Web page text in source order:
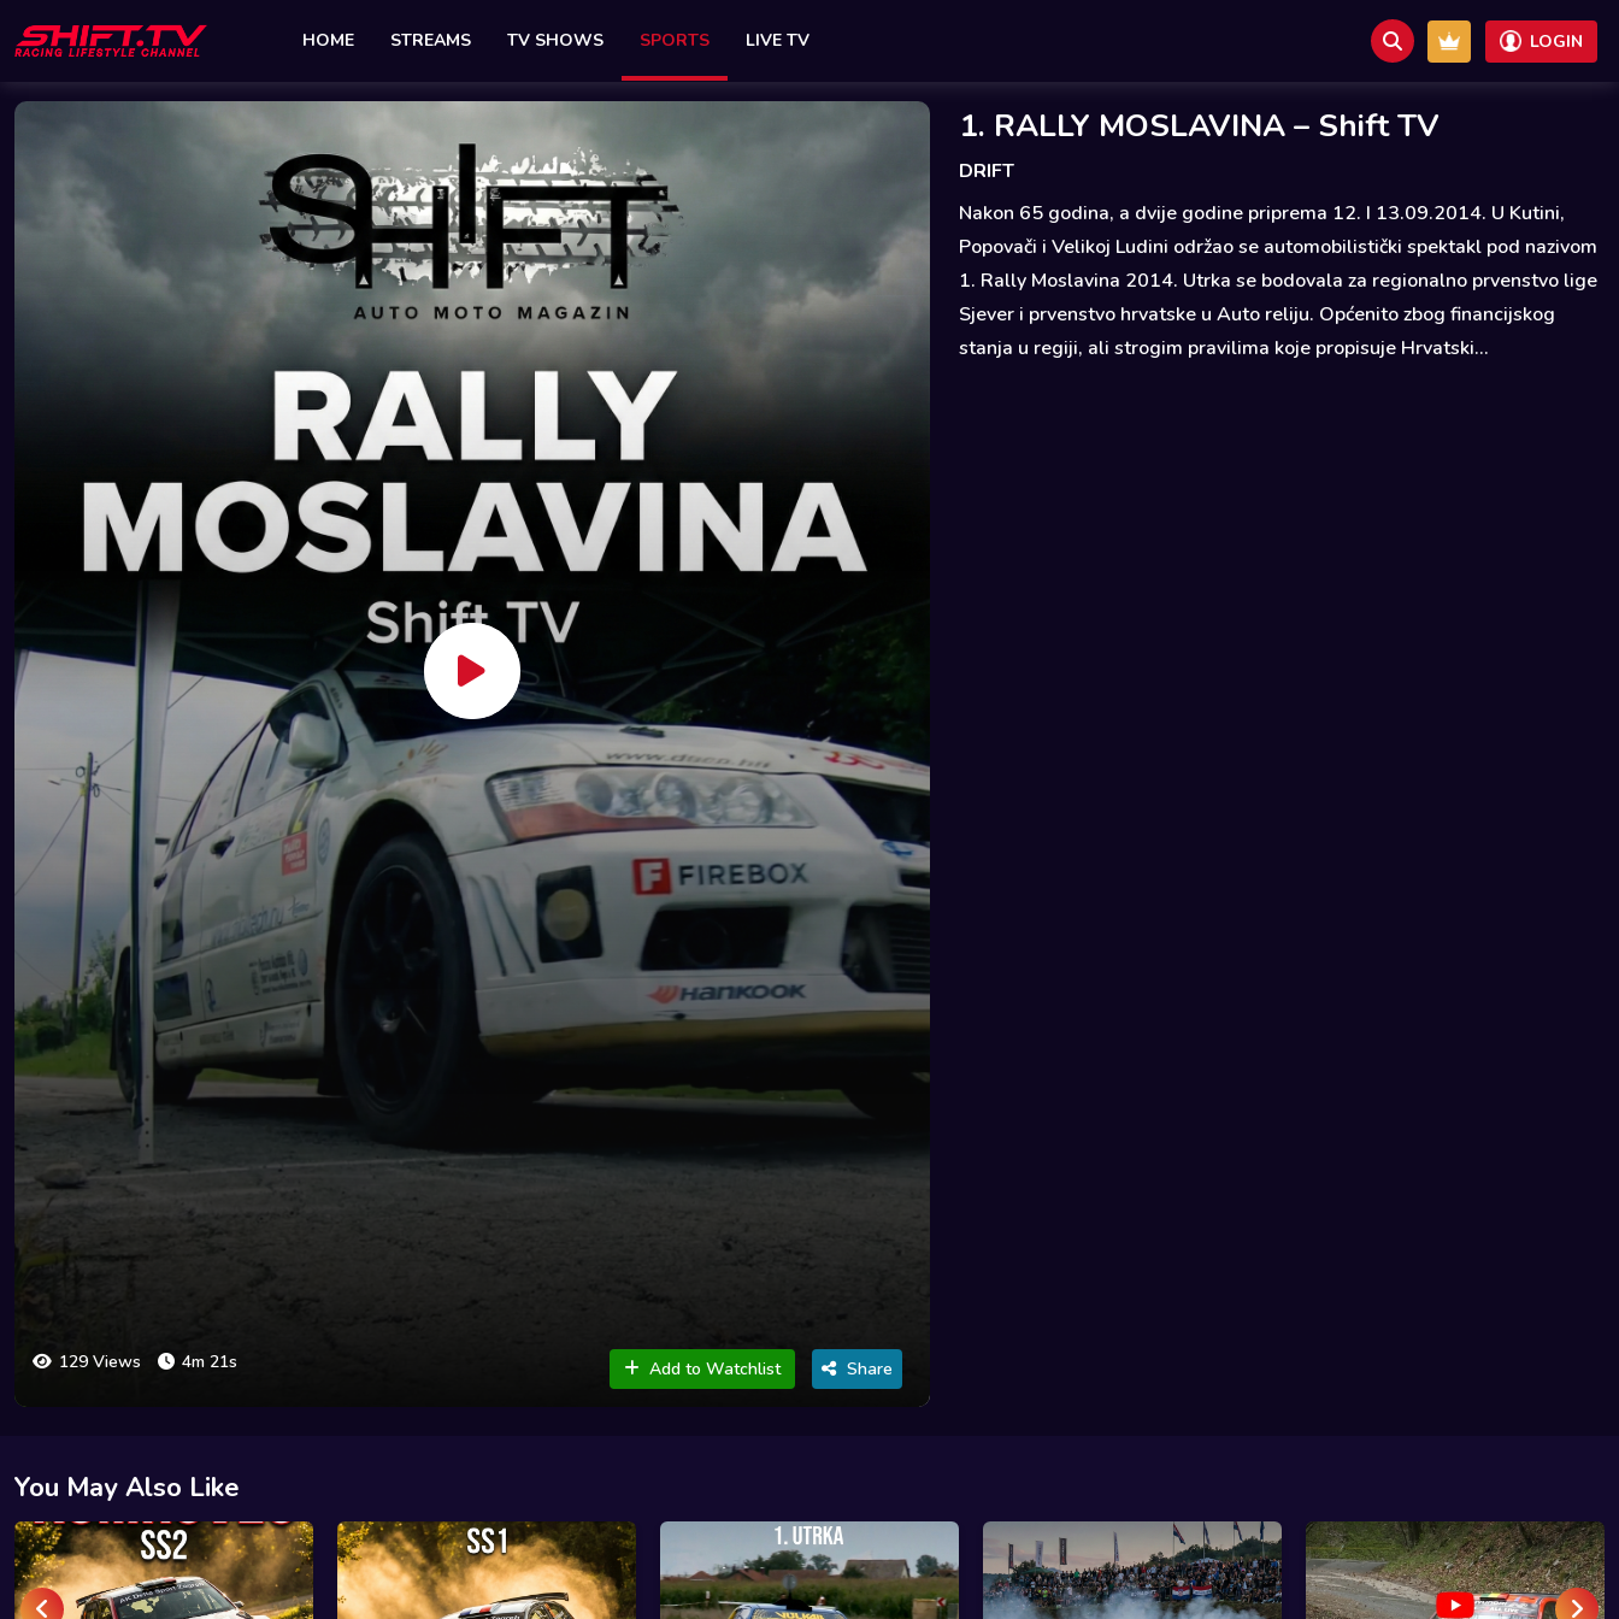
HOME STREAMS TV SHOWS SPORTS LIVE TV LOGIN
129 Views 4m 21s Add to Watchlist Share
1. RALLY MOSLAVINA – Shift TV
DRIFT
Nakon 65 godina, a dvije godine priprema 12. I 13.09.2014. U Kutini,
Popovači i Velikoj Ludini održao se automobilistički spektakl pod nazivom
1. Rally Moslavina 2014. Utrka se bodovala za regionalno prvenstvo lige
Sjever i prvenstvo hrvatske u Auto reliju. Općenito zbog financijskog
stanja u regiji, ali strogim pravilima koje propisuje Hrvatski...
You May Also Like